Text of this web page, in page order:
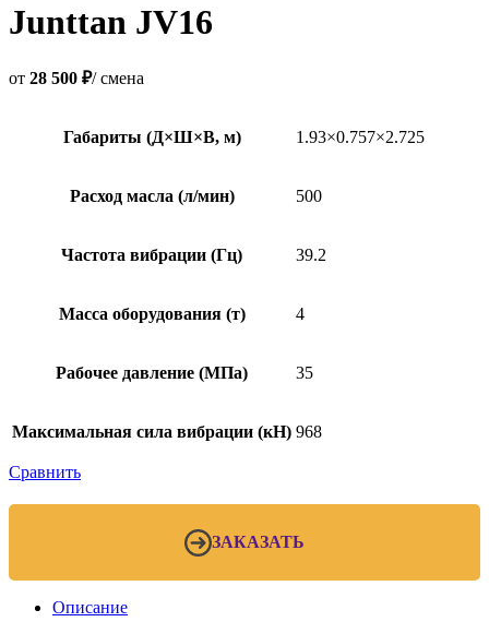
Junttan JV16
от 28 500 ₽/ смена
Габариты (Д×Ш×В, м) 1.93×0.757×2.725
Расход масла (л/мин) 500
Частота вибрации (Гц) 39.2
Масса оборудования (т) 4
Рабочее давление (МПа) 35
Максимальная сила вибрации (кН) 968
Сравнить
ЗАКАЗАТЬ
Описание